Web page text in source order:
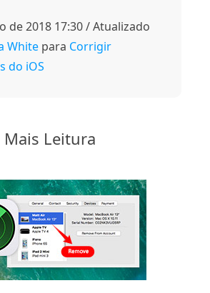
de 2018 17:30 / Atualizado
White para Corrigir
do iOS
Mais Leitura